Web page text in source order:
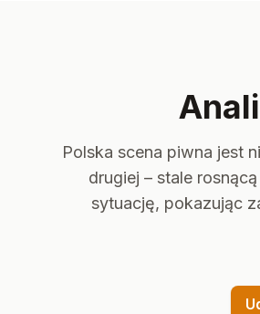
Polska scena piwna jest
drugiej – stale
sytuację, pokazując